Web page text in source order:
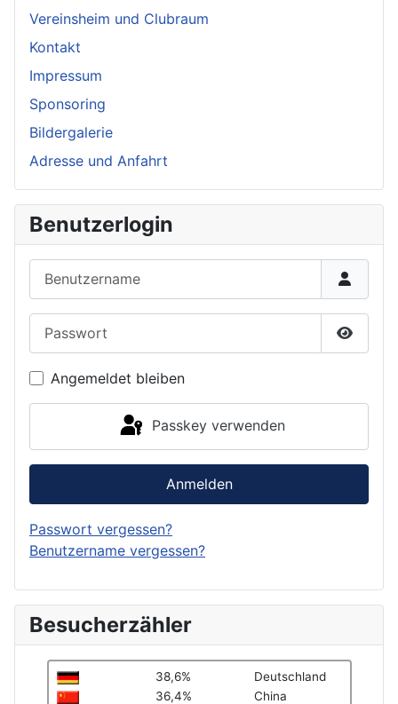
Vereinsheim und Clubraum
Kontakt
Impressum
Sponsoring
Bildergalerie
Adresse und Anfahrt
Benutzerlogin
Angemeldet bleiben
Passkey verwenden
Anmelden
Passwort vergessen?
Benutzername vergessen?
Besucherzähler
38,6%
Deutschland
36,4%
China